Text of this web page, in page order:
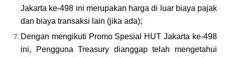
Jakarta ke-498 ini merupakan harga di luar biaya pajak
dan biaya transaksi lain (jika ada);
Dengan mengikuti Promo Spesial HUT Jakarta ke-498
ini, Pengguna Treasury dianggap telah mengetahui